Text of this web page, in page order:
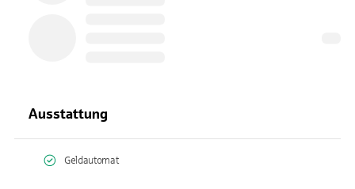
Ausstattung
Geldautomat